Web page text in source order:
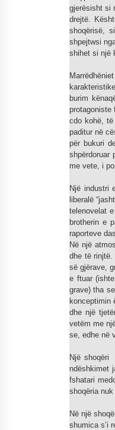
gjerësisht si
drejtë.
shoqërisë,
shpejtwsi
shihet si një
burim
protagoniste
cdo kohë,
paditur në
për bukuri
shpërdoruar
me vete, i
Një industri
liberalë
telenovelat
brotherin e
raporteve
Në një
dhe të
së gjërave,
e ftuar
grave) tha
konceptimin
dhe një
vetëm me
se, edhe në
Një
ndëshkimet
fshatari
shoqëria
Në një
shumica s’i